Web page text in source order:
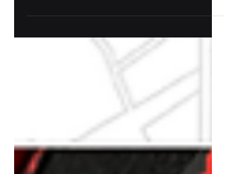
DroneShow Robotics e
MundoGeo Connect 2026:
As tendências que estão
moldando o mercado de
geotecnologia
DroneShow Robotics e MundoGEO
Connect 2026: As tendencias que estão